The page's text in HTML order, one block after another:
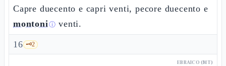
Capre duecento e capri venti, pecore duecento e
montoniⓘ venti.
16 🗝️2
EBRAICO (MT)